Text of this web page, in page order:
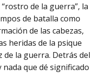
de la guerra”, la
de batalla como
de las cabezas,
heridas de la psique
de la guerra. Detrás del
que dé significado